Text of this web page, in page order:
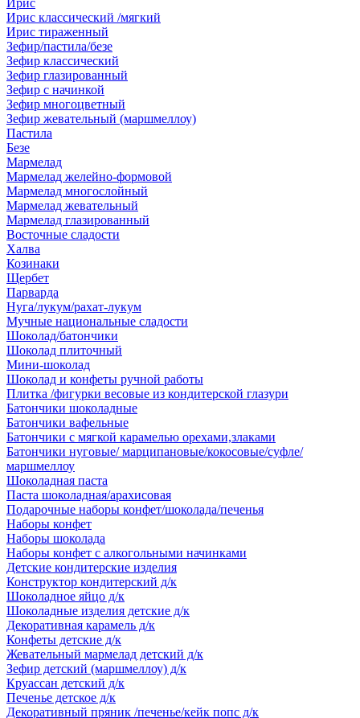
Ирис
Ирис классический /мягкий
Ирис тираженный
Зефир/пастила/безе
Зефир классический
Зефир глазированный
Зефир с начинкой
Зефир многоцветный
Зефир жевательный (маршмеллоу)
Пастила
Безе
Мармелад
Мармелад желейно-формовой
Мармелад многослойный
Мармелад жевательный
Мармелад глазированный
Восточные сладости
Халва
Козинаки
Щербет
Парварда
Нуга/лукум/рахат-лукум
Мучные национальные сладости
Шоколад/батончики
Шоколад плиточный
Мини-шоколад
Шоколад и конфеты ручной работы
Плитка /фигурки весовые из кондитерской глазури
Батончики шоколадные
Батончики вафельные
Батончики с мягкой карамелью орехами,злаками
Батончики нуговые/ марципановые/кокосовые/суфле/
маршмеллоу
Шоколадная паста
Паста шоколадная/арахисовая
Подарочные наборы конфет/шоколада/печенья
Наборы конфет
Наборы шоколада
Наборы конфет с алкогольными начинками
Детские кондитерские изделия
Конструктор кондитерский д/к
Шоколадное яйцо д/к
Шоколадные изделия детские д/к
Декоративная карамель д/к
Конфеты детские д/к
Жевательный мармелад детский д/к
Зефир детский (маршмеллоу) д/к
Круассан детский д/к
Печенье детское д/к
Декоративный пряник /печенье/кейк попс д/к